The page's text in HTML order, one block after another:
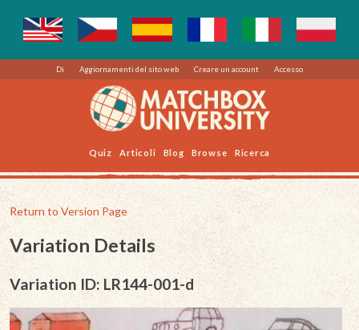
Di Aggiornamenti del sito web Creare un account Accesso
Quiz Articoli Blog Browse Ricerca
Return to Version Page
Variation Details
Variation ID: LR144-001-d